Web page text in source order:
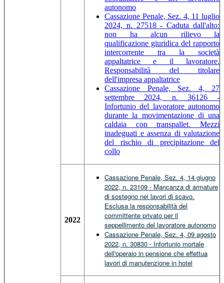
autonomo
Cassazione Penale, Sez. 4, 11 luglio
2024, n. 27518 - Caduta dall'alto:
non ha alcun rilievo la
qualificazione giuridica del rapporto
intercorrente tra la società
appaltatrice e il lavoratore.
Responsabilità del titolare
dell'impresa appaltatrice
Cassazione Penale, Sez. 4, 27
settembre 2024, n. 36126 -
Infortunio del lavoratore autonomo
durante la movimentazione di una
caldaia con transpallet. Mezzi
inadeguati e assenza di valutazione
del rischio di precipitazione del
collo
2022
Cassazione Penale, Sez. 4, 14 giugno
2022, n. 23109 - Mancanza di armature
di sostegno nei lavori di scavo.
Esclusa la responsabilità del
committente privato per il
seppellimento del lavoratore autonomo
Cassazione Penale, Sez. 4, 09 agosto
2022, n. 30830 - Infortunio mortale
dell'operaio in pensione che effettua
lavori di manutenzione in hotel